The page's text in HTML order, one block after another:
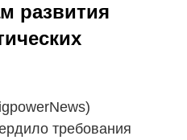
развития
требования